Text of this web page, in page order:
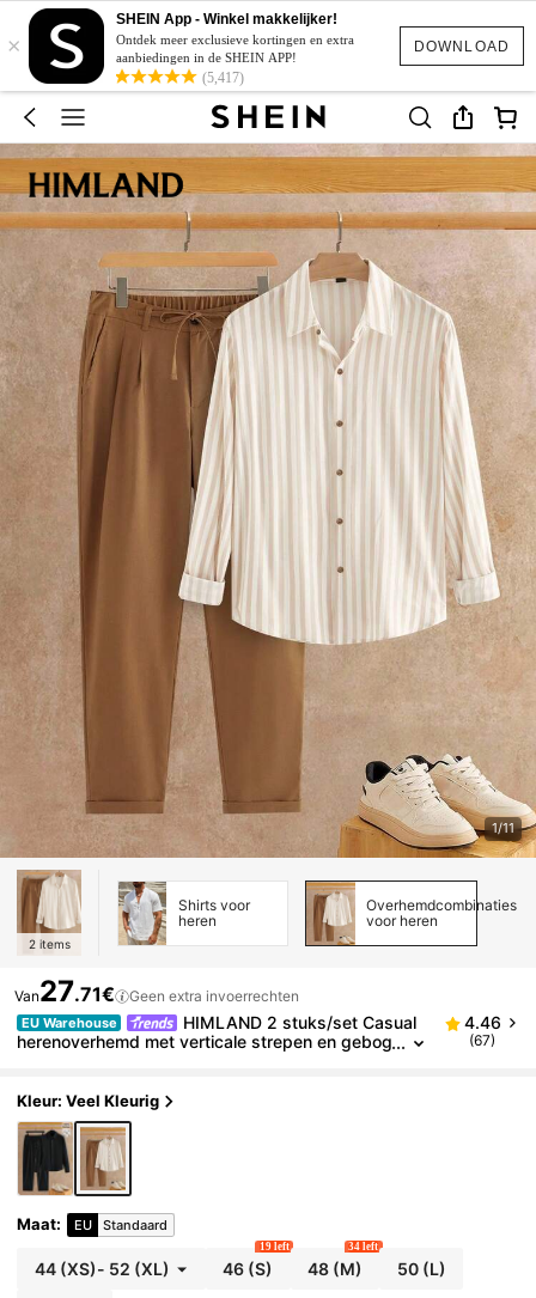
DOWNLOAD
×
SHEIN App - Winkel makkelijker!
Ontdek meer exclusieve kortingen en extra
aanbiedingen in de SHEIN APP!
(5,417)
1/11
2 items
Shirts voor
heren
Overhemdcombinaties
voor heren
Van27.71€ Geen extra invoerrechten
EU Warehouse
HIMLAND 2 stuks/set Casual
herenoverhemd met verticale strepen en gebog
vakantie, Vaderdagcadeaus
4.46
(67)
Kleur: Veel Kleurig
Maat: EU Standaard
44(XS)- 52 (XL) 46 (S)
19 left
48 (M)
34 left
50(L)